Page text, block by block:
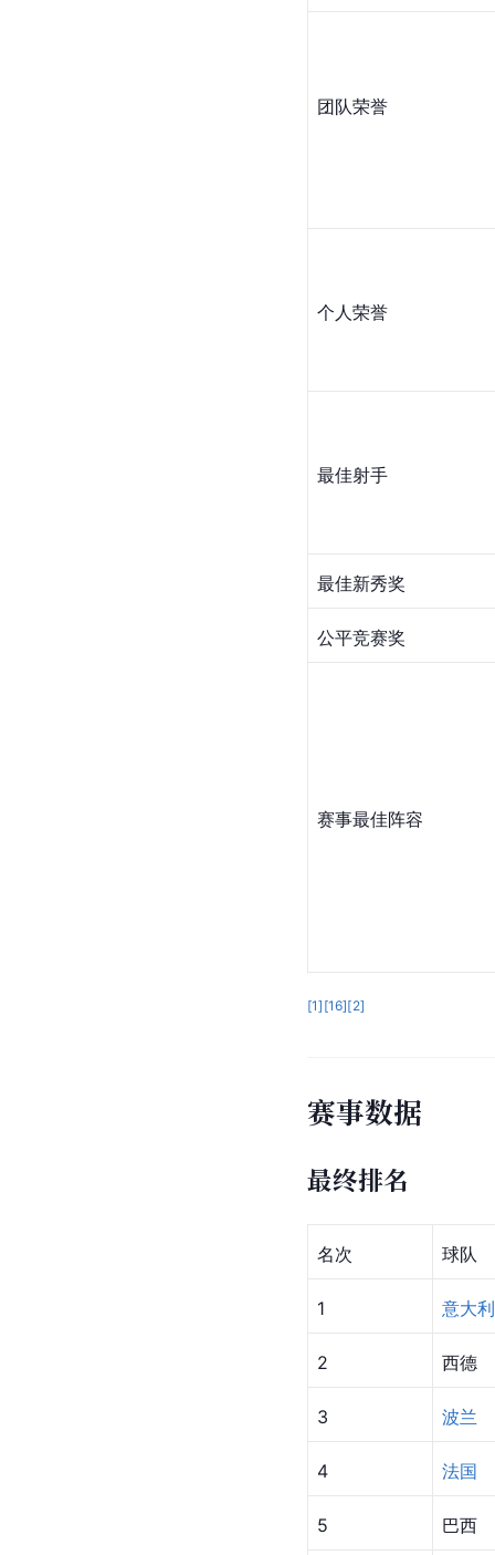
团队荣誉
个人荣誉
最佳射手
最佳新秀奖
公平竞赛奖
赛事最佳阵容
[1] [16][2]
赛事数据
最终排名
名次 球队
1 意大利
2 西德
3 波兰
4 法国
5 巴西